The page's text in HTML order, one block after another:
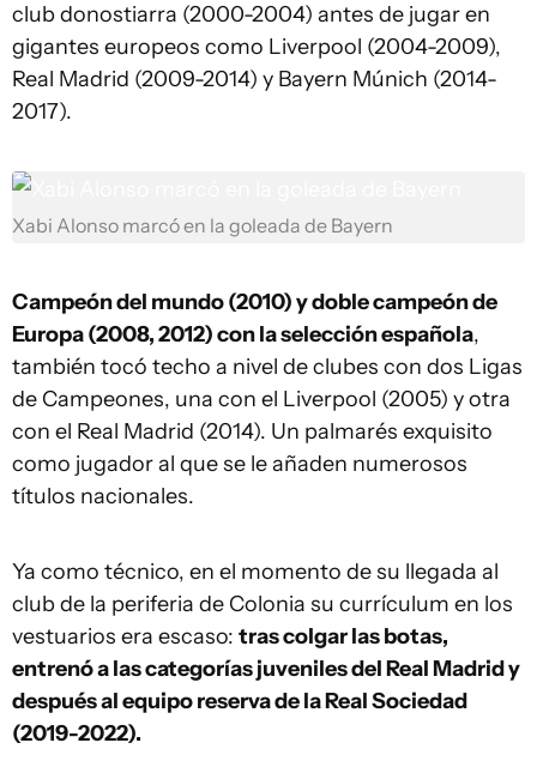
club donostiarra (2000-2004) antes de jugar en
gigantes europeos como Liverpool (2004-2009),
Real Madrid (2009-2014) y Bayern Múnich (2014-
2017).
Xabi Alonso marcó en la goleada de Bayern
Campeón del mundo (2010) y doble campeón de
Europa (2008, 2012) con la selección española,
también tocó techo a nivel de clubes con dos Ligas
de Campeones, una con el Liverpool (2005) y otra
con el Real Madrid (2014). Un palmarés exquisito
como jugador al que se le añaden numerosos
títulos nacionales.
Ya como técnico, en el momento de su llegada al
club de la periferia de Colonia su currículum en los
vestuarios era escaso: tras colgar las botas,
entrenó a las categorías juveniles del Real Madrid y
después al equipo reserva de la Real Sociedad
(2019-2022).